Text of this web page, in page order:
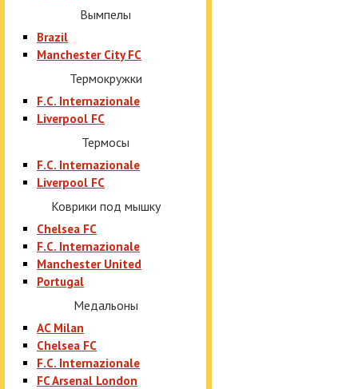
Вымпелы
Brazil
Manchester City FC
Термокружки
F.C. Internazionale
Liverpool FC
Термосы
F.C. Internazionale
Liverpool FC
Коврики под мышку
Chelsea FC
F.C. Internazionale
Manchester United
Portugal
Медальоны
AC Milan
Chelsea FC
F.C. Internazionale
FC Arsenal London